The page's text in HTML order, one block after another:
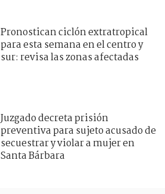
Pronostican ciclón extratropical
para esta semana en el centro y
sur: revisa las zonas afectadas
Juzgado decreta prisión
preventiva para sujeto acusado de
secuestrar y violar a mujer en
Santa Bárbara